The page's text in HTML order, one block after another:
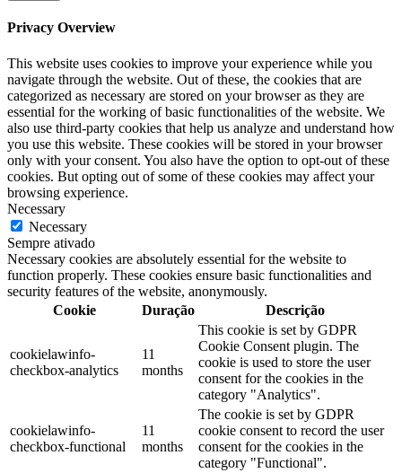
Privacy Overview
This website uses cookies to improve your experience while you
navigate through the website. Out of these, the cookies that are
categorized as necessary are stored on your browser as they are
essential for the working of basic functionalities of the website. We
also use third-party cookies that help us analyze and understand how
you use this website. These cookies will be stored in your browser
only with your consent. You also have the option to opt-out of these
cookies. But opting out of some of these cookies may affect your
browsing experience.
Necessary
Necessary
Sempre ativado
Necessary cookies are absolutely essential for the website to
function properly. These cookies ensure basic functionalities and
security features of the website, anonymously.
Cookie
Duração Descrição
cookielawinfo-
checkbox-analytics
11
months
This cookie is set by GDPR
Cookie Consent plugin. The
cookie is used to store the user
consent for the cookies in the
category "Analytics".
cookielawinfo-
checkbox-functional
11
months
The cookie is set by GDPR
cookie consent to record the user
consent for the cookies in the
category "Functional".